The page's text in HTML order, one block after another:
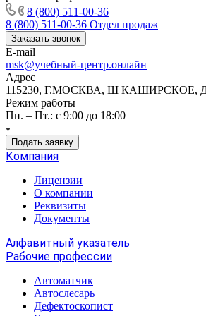
8 (800) 511-00-36
8 (800) 511-00-36 Отдел продаж
Заказать звонок
E-mail
msk@учебный-центр.онлайн
Адрес
115230, Г.МОСКВА, Ш КАШИРСКОЕ,
Режим работы
Пн. – Пт.: с 9:00 до 18:00
Подать заявку
Компания
Лицензии
О компании
Реквизиты
Документы
Алфавитный указатель
Рабочие профессии
Автоматчик
Автослесарь
Дефектоскопист